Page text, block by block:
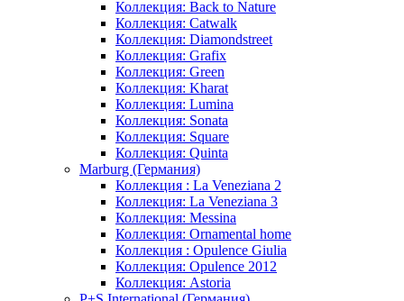
Коллекция: Back to Nature
Коллекция: Catwalk
Коллекция: Diamondstreet
Коллекция: Grafix
Коллекция: Green
Коллекция: Kharat
Коллекция: Lumina
Коллекция: Sonata
Коллекция: Square
Коллекция: Quinta
Marburg (Германия)
Коллекция : La Veneziana 2
Коллекция: La Veneziana 3
Коллекция: Messina
Коллекция: Ornamental home
Коллекция : Opulence Giulia
Коллекция: Opulence 2012
Коллекция: Astoria